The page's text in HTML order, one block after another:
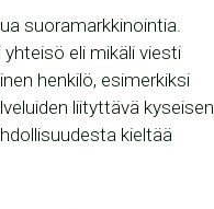
suoramarkkinointia.
eli mikäli viesti
henkilö, esimerkiksi
liityttävä kyseisen
kieltää